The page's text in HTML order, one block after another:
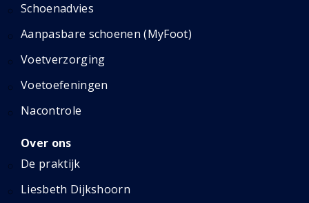
Schoenadvies
Aanpasbare schoenen (MyFoot)
Voetverzorging
Voetoefeningen
Nacontrole
Over ons
De praktijk
Liesbeth Dijkshoorn